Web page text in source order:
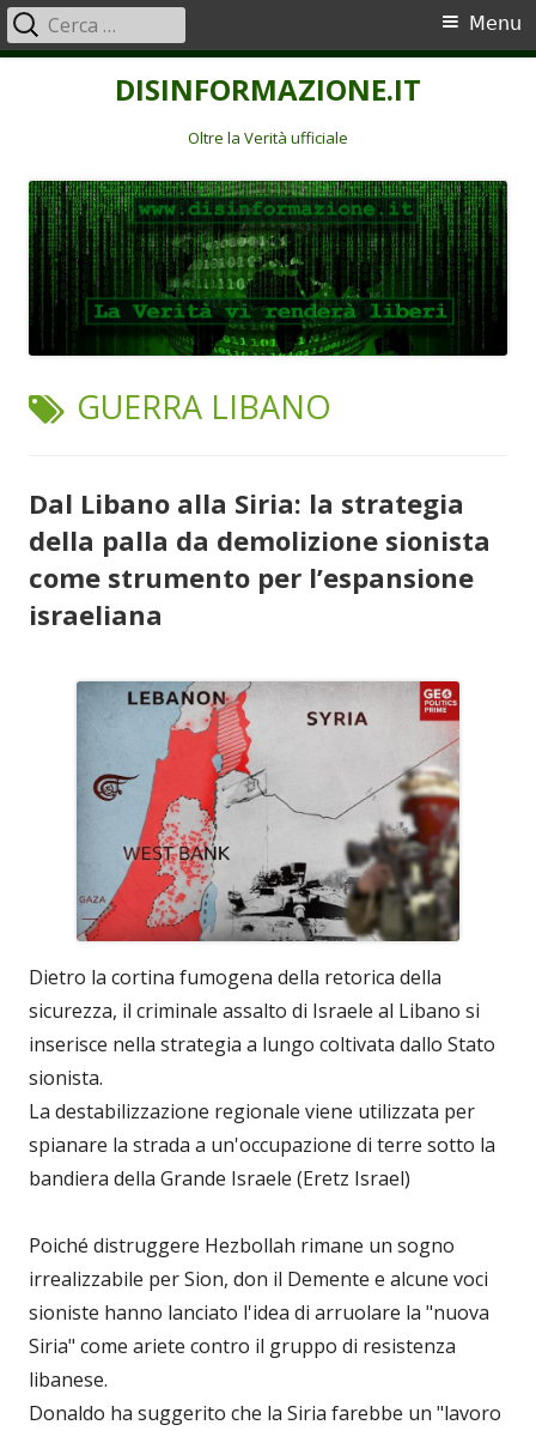
DISINFORMAZIONE.IT
Oltre la Verità ufficiale
Menu
principale
Menu
Ricerca
per:
TAG:
GUERRA LIBANO
Dal Libano alla Siria: la strategia
della palla da demolizione sionista
come strumento per l’espansione
israeliana
Dietro la cortina fumogena della retorica della
sicurezza, il criminale assalto di Israele al Libano si
inserisce nella strategia a lungo coltivata dallo Stato
sionista.
La destabilizzazione regionale viene utilizzata per
spianare la strada a un'occupazione di terre sotto la
bandiera della Grande Israele (Eretz Israel)
Poiché distruggere Hezbollah rimane un sogno
irrealizzabile per Sion, don il Demente e alcune voci
sioniste hanno lanciato l'idea di arruolare la "nuova
Siria" come ariete contro il gruppo di resistenza
libanese.
Donaldo ha suggerito che la Siria farebbe un "lavoro